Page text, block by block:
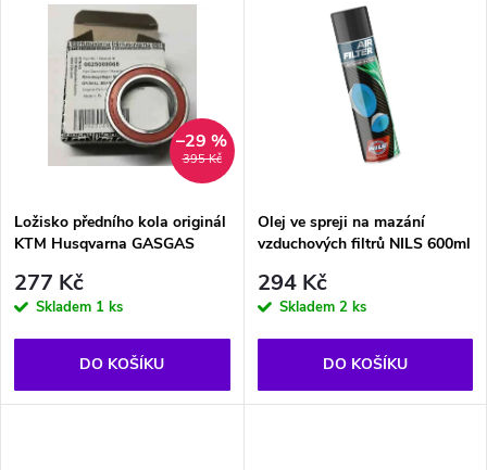
395 Kč
–29 %
Ložisko předního kola originál
KTM Husqvarna GASGAS
277 Kč
Skladem 1 ks
DO KOŠÍKU
Olej ve spreji na mazání
vzduchových filtrů NILS 600ml
294 Kč
Skladem 2 ks
DO KOŠÍKU